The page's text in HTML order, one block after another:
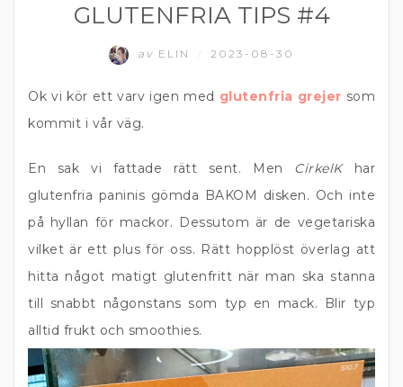
GLUTENFRIA TIPS #4
av ELIN 2023-08-30
Ok vi kör ett varv igen med glutenfria grejer som
kommit i vår väg.
En sak vi fattade rätt sent. Men CirkelKhar
glutenfria paninis gömda BAKOM disken. Och inte
på hyllan för mackor. Dessutom är de vegetariska
vilket är ett plus för oss. Rätt hopplöst överlag att
hitta något matigt glutenfritt när man ska stanna
till snabbt någonstans som typ en mack. Blir typ
alltid frukt och smoothies.